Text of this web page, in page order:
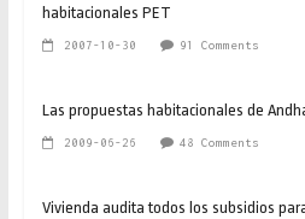
habitacionales PET
2007-10-30 91 Comments
Las propuestas habitacionales de
2009-06-26 48 Comments
Vivienda audita todos los subsidios